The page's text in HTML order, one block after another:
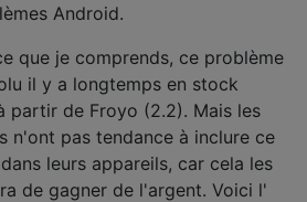
Android.
que je comprends, ce problème
il y a longtemps en stock
partir de Froyo (2.2). Mais les
n'ont pas tendance à inclure ce
leurs appareils, car cela les
de gagner de l'argent. Voici l'